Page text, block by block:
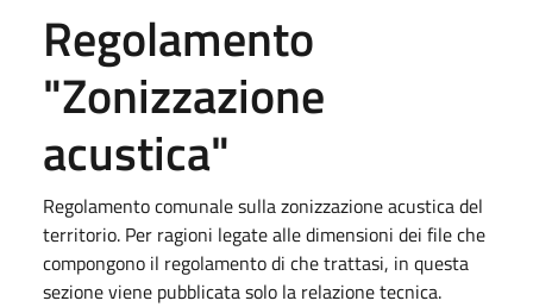
Regolamento
"Zonizzazione
acustica"
Regolamento comunale sulla zonizzazione acustica del
territorio. Per ragioni legate alle dimensioni dei file che
compongono il regolamento di che trattasi, in questa
sezione viene pubblicata solo la relazione tecnica.